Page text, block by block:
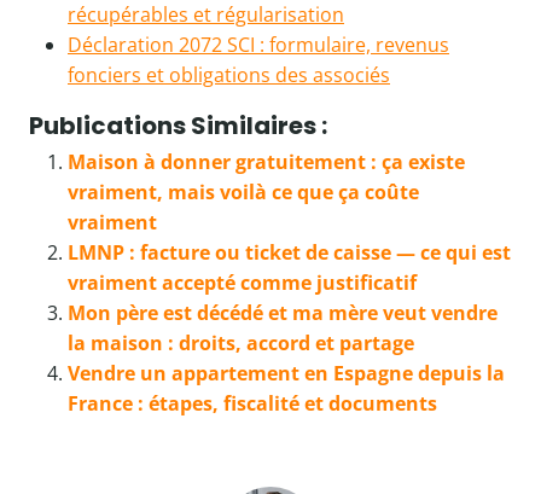
récupérables et régularisation
Déclaration 2072 SCI : formulaire, revenus
fonciers et obligations des associés
Publications Similaires :
Maison à donner gratuitement : ça existe
vraiment, mais voilà ce que ça coûte
vraiment
LMNP : facture ou ticket de caisse — ce qui est
vraiment accepté comme justificatif
Mon père est décédé et ma mère veut vendre
la maison : droits, accord et partage
Vendre un appartement en Espagne depuis la
France : étapes, fiscalité et documents